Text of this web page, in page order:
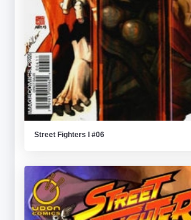
Street Fighters I #06